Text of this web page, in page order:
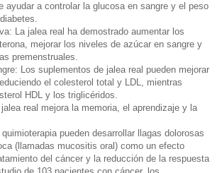
ayudar a controlar la glucosa en sangre y el peso
La jalea real ha demostrado aumentar los
mejorar los niveles de azúcar en sangre y
premenstruales.
Los suplementos de jalea real pueden mejorar
el colesterol total y LDL, mientras
HDL y los triglicéridos.
real mejora la memoria, el aprendizaje y la
pueden desarrollar llagas dolorosas
(llamadas mucositis oral) como un efecto
del cáncer y la reducción de la respuesta